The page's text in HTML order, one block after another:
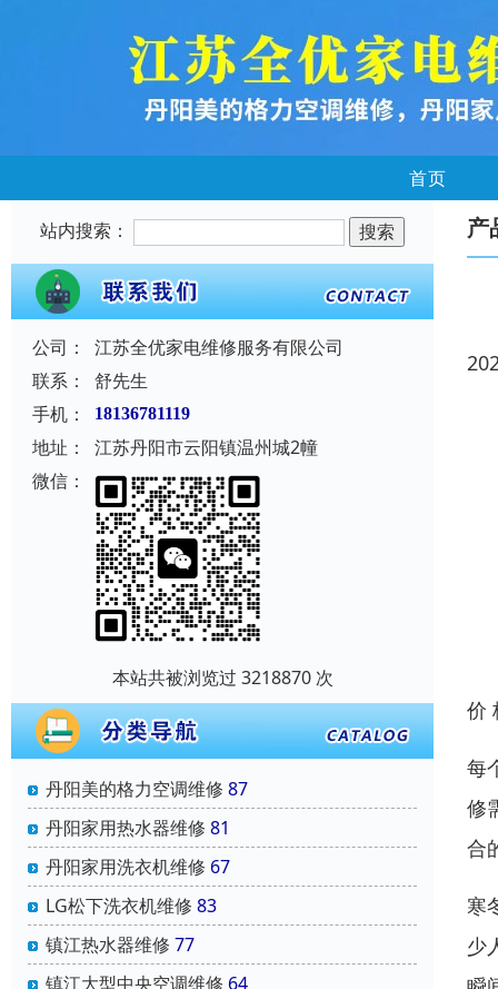
首页
站内搜索：
公司：
江苏全优家电维修服务有限公司
联系：
舒先生
手机：
18136781119
地址：
江苏丹阳市云阳镇温州城2幢
微信：
本站共被浏览过 3218870 次
丹阳美的格力空调维修 87
丹阳家用热水器维修 81
丹阳家用洗衣机维修 67
‌LG松下洗衣机维修 83
镇江热水器维修 77
镇江大型中央空调维修 64
产
价
每
修
合
寒
少